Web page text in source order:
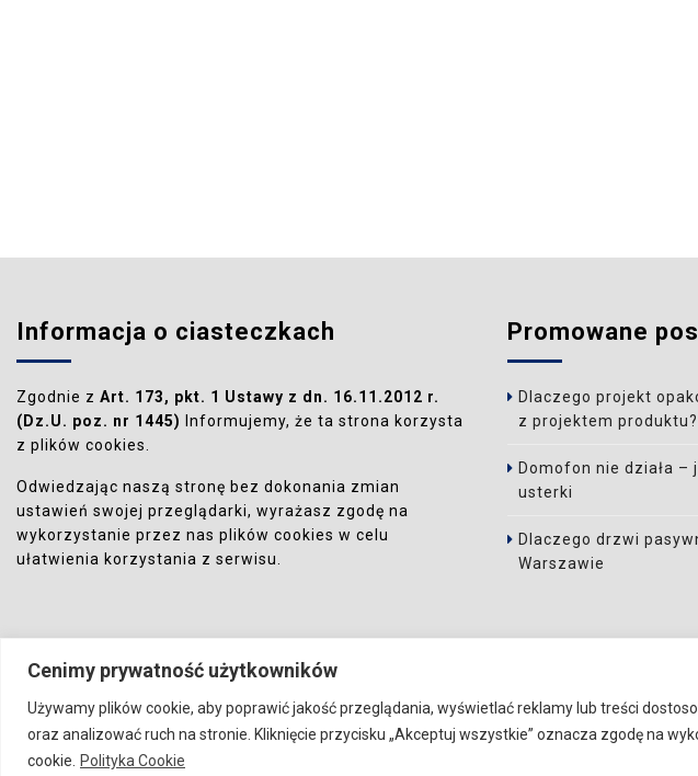
Cenimy prywatność użytkowników
Używamy plików cookie, aby poprawić jakość przeglądania, wyświetlać reklamy lub treści
oraz analizować ruch na stronie. Kliknięcie przycisku „Akceptuj wszystkie” oznacza zgodę na
cookie. Polityka Cookie
Informacja o ciasteczkach
Zgodnie z Art. 173, pkt. 1 Ustawy z dn. 16.11.2012 r.
(Dz.U. poz. nr 1445)
Informujemy, że ta strona korzysta
z plików cookies.
Odwiedzając naszą stronę bez dokonania zmian
ustawień swojej przeglądarki, wyrażasz zgodę na
wykorzystanie przez nas plików cookies w celu
ułatwienia korzystania z serwisu.
Promowane
Dlaczego projekt
z projektem
Domofon nie działa
usterki
Dlaczego drzwi
Warszawie
VISERA.PL Biznes Budownictwo Gastronomia